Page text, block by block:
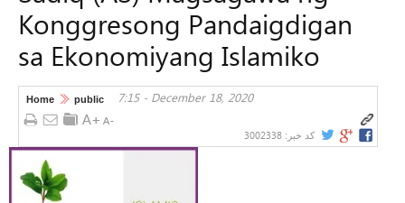
Konggresong Pandaigdigan
sa Ekonomiyang Islamiko
Home public 7:15 - December 18, 2020
کد خبر: 3002338